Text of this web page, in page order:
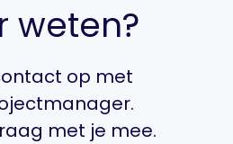
weten?
op met
met je mee.